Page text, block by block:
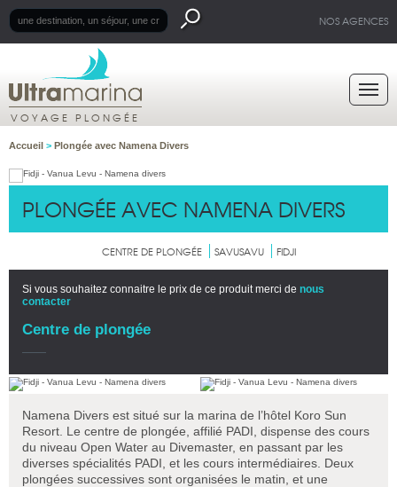
NOS AGENCES
VOYAGE PLONGÉE
Accueil > Plongée avec Namena Divers
PLONGÉE AVEC NAMENA DIVERS
CENTRE DE PLONGÉE SAVUSAVU FIDJI
Si vous souhaitez connaitre le prix de ce produit merci de nous
contacter
Centre de plongée
Namena Divers est situé sur la marina de l’hôtel Koro Sun
Resort. Le centre de plongée, affilié PADI, dispense des cours
du niveau Open Water au Divemaster, en passant par les
diverses spécialités PADI, et les cours intermédiaires. Deux
plongées successives sont organisées le matin, et une